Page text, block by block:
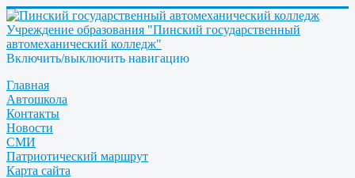
Учреждение образования "Пинский государственный
автомеханический колледж"
Включить/выключить навигацию
Главная
Автошкола
Контакты
Новости
СМИ
Патриотический маршрут
Карта сайта